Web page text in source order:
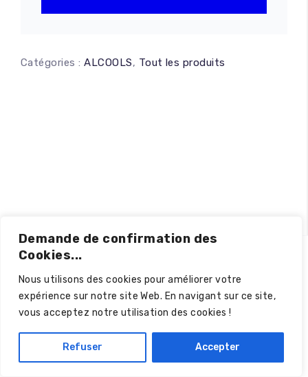
Demande de confirmation des
Cookies...
Nous utilisons des cookies pour améliorer votre
expérience sur notre site Web. En navigant sur ce site,
vous acceptez notre utilisation des cookies !
Refuser Accepter
Catégories :ALCOOLS, Tout les produits
Création par